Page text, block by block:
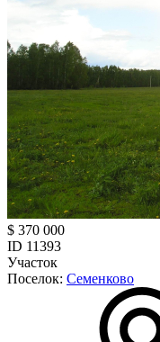
$ 370 000
ID 11393
Участок
Поселок: Семенково